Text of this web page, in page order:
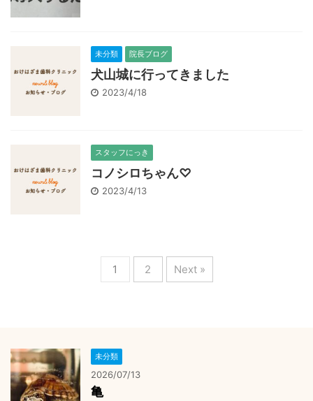
未分類 院長ブログ
犬山城に行ってきました
2023/4/18
スタッフにっき
コノシロちゃん♡
2023/4/13
1 2 Next »
未分類
2026/07/13
亀